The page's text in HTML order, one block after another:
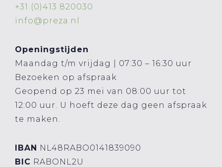
+31 (0)413 820030
info@preza.nl
Openingstijden
Maandag t/m vrijdag | 07:30 – 16:30 uur
Bezoeken op afspraak
Geopend op 23 mei van 08:00 uur tot
12:00 uur. U hoeft deze dag geen afspraak
te maken.
IBAN NL48RABO0141839090
BIC RABONL2U